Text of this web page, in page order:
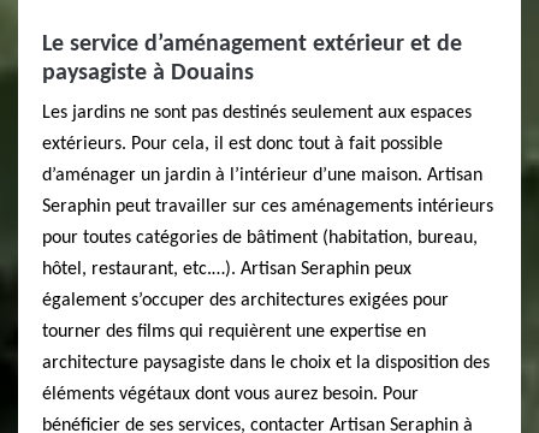
Le service d’aménagement extérieur et de
paysagiste à Douains
Les jardins ne sont pas destinés seulement aux espaces
extérieurs. Pour cela, il est donc tout à fait possible
d’aménager un jardin à l’intérieur d’une maison. Artisan
Seraphin peut travailler sur ces aménagements intérieurs
pour toutes catégories de bâtiment (habitation, bureau,
hôtel, restaurant, etc.…). Artisan Seraphin peux
également s’occuper des architectures exigées pour
tourner des films qui requièrent une expertise en
architecture paysagiste dans le choix et la disposition des
éléments végétaux dont vous aurez besoin. Pour
bénéficier de ses services, contacter Artisan Seraphin à